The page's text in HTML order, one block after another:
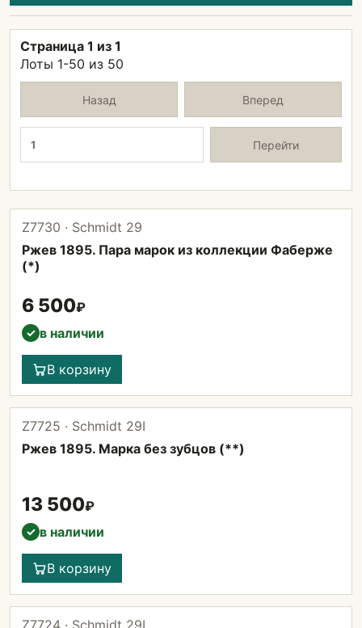
Страница 1 из 1
Лоты 1-50 из 50
Назад Вперед
Перейти
Z7730 · Schmidt 29
Ржев 1895. Пара марок из коллекции Фаберже
(*)
6 500₽
✓ в наличии
В корзину
Z7725 · Schmidt 29I
Ржев 1895. Марка без зубцов (**)
13 500₽
✓ в наличии
В корзину
Z7724 · Schmidt 29I